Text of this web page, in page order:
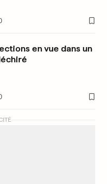
en vue dans un